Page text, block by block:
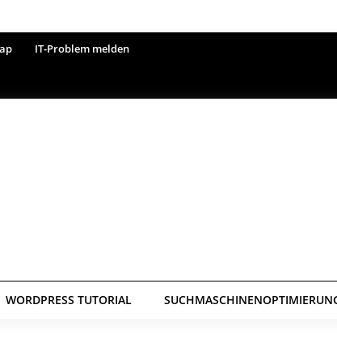
IT-Problem melden
WORDPRESS TUTORIAL